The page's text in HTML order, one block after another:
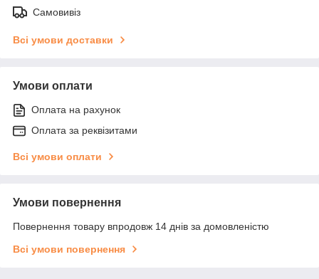
Самовивіз
Всі умови доставки
Умови оплати
Оплата на рахунок
Оплата за реквізитами
Всі умови оплати
Умови повернення
Повернення товару впродовж 14 днів за домовленістю
Всі умови повернення